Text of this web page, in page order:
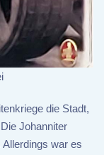
die Stadt,
Johanniter
war es